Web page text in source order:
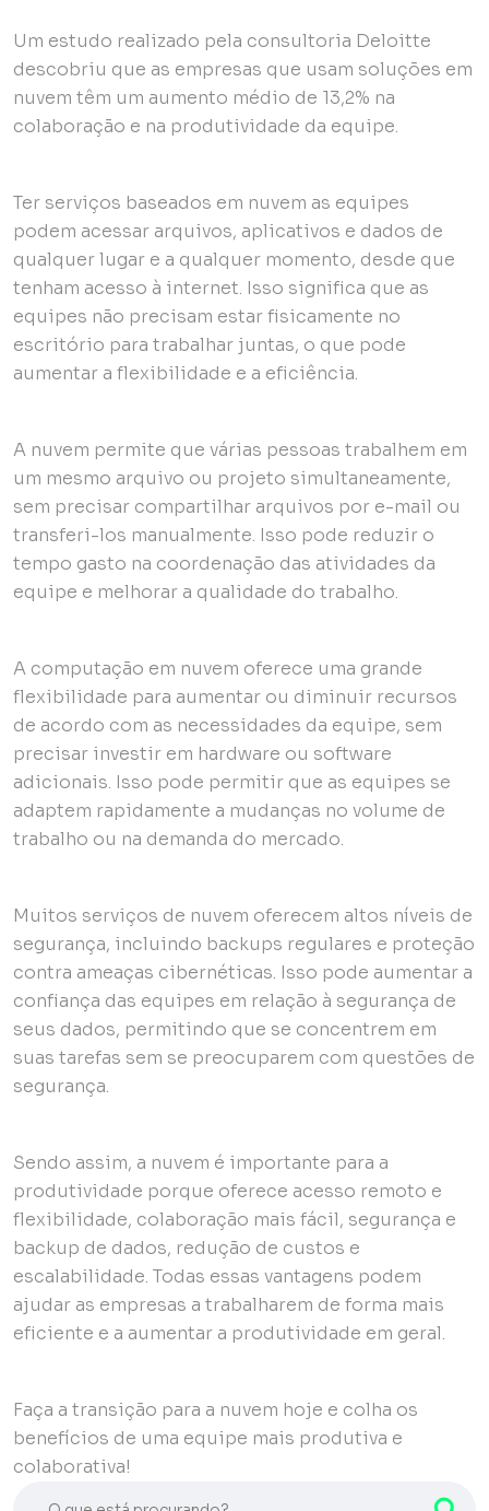
Um estudo realizado pela consultoria Deloitte
descobriu que as empresas que usam soluções em
nuvem têm um aumento médio de 13,2% na
colaboração e na produtividade da equipe.
Ter serviços baseados em nuvem as equipes
podem acessar arquivos, aplicativos e dados de
qualquer lugar e a qualquer momento, desde que
tenham acesso à internet. Isso significa que as
equipes não precisam estar fisicamente no
escritório para trabalhar juntas, o que pode
aumentar a flexibilidade e a eficiência.
A nuvem permite que várias pessoas trabalhem em
um mesmo arquivo ou projeto simultaneamente,
sem precisar compartilhar arquivos por e-mail ou
transferi-los manualmente. Isso pode reduzir o
tempo gasto na coordenação das atividades da
equipe e melhorar a qualidade do trabalho.
A computação em nuvem oferece uma grande
flexibilidade para aumentar ou diminuir recursos
de acordo com as necessidades da equipe, sem
precisar investir em hardware ou software
adicionais. Isso pode permitir que as equipes se
adaptem rapidamente a mudanças no volume de
trabalho ou na demanda do mercado.
Muitos serviços de nuvem oferecem altos níveis de
segurança, incluindo backups regulares e proteção
contra ameaças cibernéticas. Isso pode aumentar a
confiança das equipes em relação à segurança de
seus dados, permitindo que se concentrem em
suas tarefas sem se preocuparem com questões de
segurança.
Sendo assim, a nuvem é importante para a
produtividade porque oferece acesso remoto e
flexibilidade, colaboração mais fácil, segurança e
backup de dados, redução de custos e
escalabilidade. Todas essas vantagens podem
ajudar as empresas a trabalharem de forma mais
eficiente e a aumentar a produtividade em geral.
Faça a transição para a nuvem hoje e colha os
benefícios de uma equipe mais produtiva e
colaborativa!